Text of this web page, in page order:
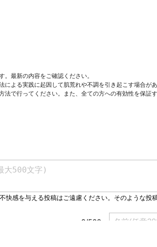
最新の内容をご確認ください。
による実践に起因して肌荒れや不調を引き起こす場合が
法で行ってください。また、全ての方への有効性を保証